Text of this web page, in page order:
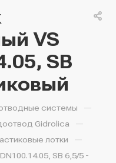
VS
SB
системы —
Gidrolica —
лотки —
SB 6,5/5 -